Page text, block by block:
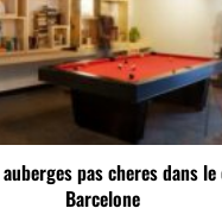
pas cheres dans
Barcelone